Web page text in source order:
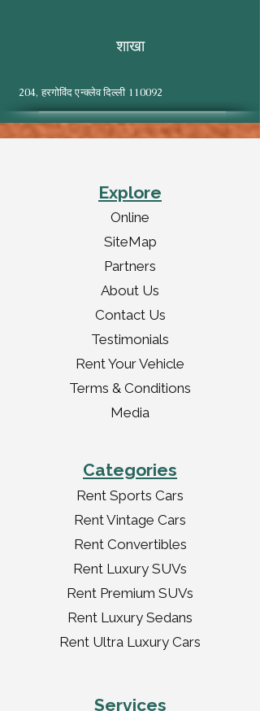
शाखा
204, हरगोविंद एन्क्लेव दिल्ली 110092
Explore
Online
SiteMap
Partners
About Us
Contact Us
Testimonials
Rent Your Vehicle
Terms & Conditions
Media
Categories
Rent Sports Cars
Rent Vintage Cars
Rent Convertibles
Rent Luxury SUVs
Rent Premium SUVs
Rent Luxury Sedans
Rent Ultra Luxury Cars
Services